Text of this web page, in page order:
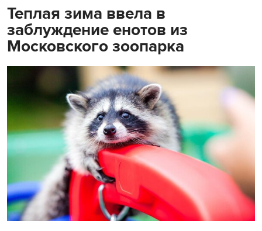
Теплая зима ввела в
заблуждение енотов из
Московского зоопарка